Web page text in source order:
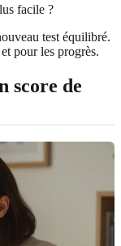
facile ?
test équilibré.
pour les progrès.
score de